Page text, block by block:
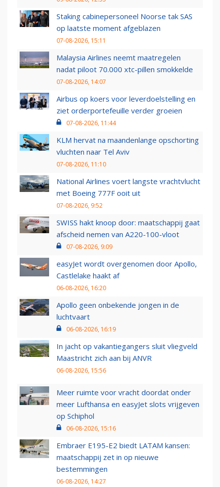
Staking cabinepersoneel Noorse tak SAS
op laatste moment afgeblazen
07-08-2026, 15:11
Malaysia Airlines neemt maatregelen
nadat piloot 70.000 xtc-pillen smokkelde
07-08-2026, 14:07
Airbus op koers voor leverdoelstelling en
ziet orderportefeuille verder groeien
07-08-2026, 11:44
KLM hervat na maandenlange opschorting
vluchten naar Tel Aviv
07-08-2026, 11:10
National Airlines voert langste vrachtvlucht
met Boeing 777F ooit uit
07-08-2026, 9:52
SWISS hakt knoop door: maatschappij gaat
afscheid nemen van A220-100-vloot
07-08-2026, 9:09
easyJet wordt overgenomen door Apollo,
Castlelake haakt af
06-08-2026, 16:20
Apollo geen onbekende jongen in de
luchtvaart
06-08-2026, 16:19
In jacht op vakantiegangers sluit vliegveld
Maastricht zich aan bij ANVR
06-08-2026, 15:56
Meer ruimte voor vracht doordat onder
meer Lufthansa en easyJet slots vrijgeven
op Schiphol
06-08-2026, 15:16
Embraer E195-E2 biedt LATAM kansen:
maatschappij zet in op nieuwe
bestemmingen
06-08-2026, 14:27